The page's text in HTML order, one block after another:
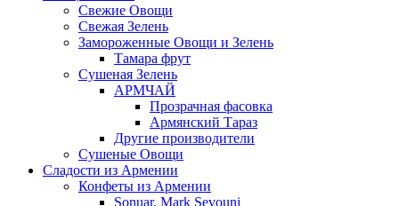
Свежие Овощи
Свежая Зелень
Замороженные Овощи и Зелень
Тамара фрут
Сушеная Зелень
АРМЧАЙ
Прозрачная фасовка
Армянский Тараз
Другие производители
Сушеные Овощи
Сладости из Армении
Конфеты из Армении
Sonuar. Mark Sevouni